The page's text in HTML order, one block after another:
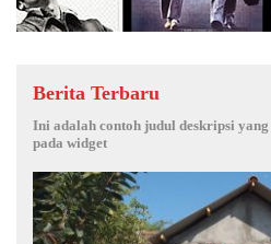
Berita Terbaru
Ini adalah contoh judul deskripsi yang
pada widget